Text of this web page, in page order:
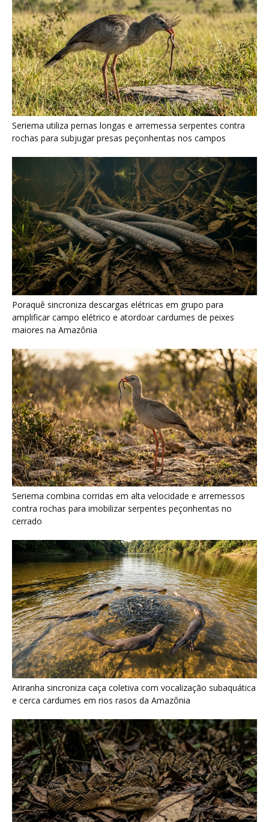
Seriema utiliza pernas longas e arremessa serpentes contra
rochas para subjugar presas peçonhentas nos campos
Poraquê sincroniza descargas elétricas em grupo para
amplificar campo elétrico e atordoar cardumes de peixes
maiores na Amazônia
Seriema combina corridas em alta velocidade e arremessos
contra rochas para imobilizar serpentes peçonhentas no
cerrado
Ariranha sincroniza caça coletiva com vocalização subaquática
e cerca cardumes em rios rasos da Amazônia